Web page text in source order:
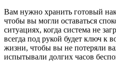
Вам нужно хранить готовый
чтобы вы могли оставаться
ситуациях, когда система не
всегда под рукой будет ключ к
жизни, чтобы вы не потеряли
испытывали долгих часов